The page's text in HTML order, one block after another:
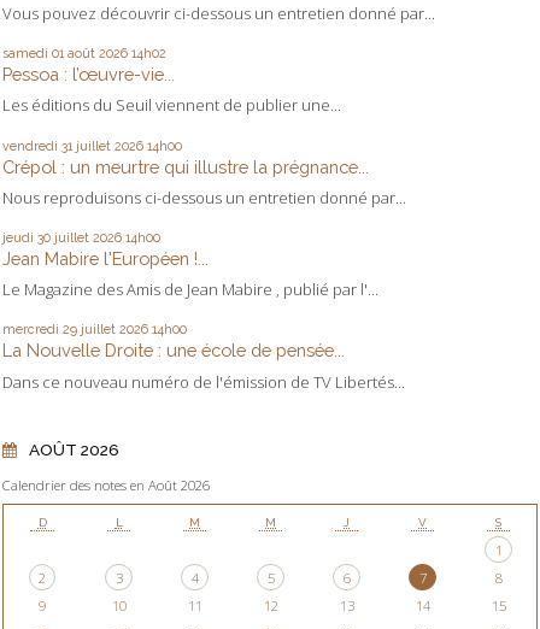
Vous pouvez découvrir ci-dessous un entretien donné par...
samedi 01 août 2026 14h02
Pessoa : l’œuvre-vie...
Les éditions du Seuil viennent de publier une...
vendredi 31 juillet 2026 14h00
Crépol : un meurtre qui illustre la prégnance...
Nous reproduisons ci-dessous un entretien donné par...
jeudi 30 juillet 2026 14h00
Jean Mabire l'Européen !...
Le Magazine des Amis de Jean Mabire , publié par l'...
mercredi 29 juillet 2026 14h00
La Nouvelle Droite : une école de pensée...
Dans ce nouveau numéro de l'émission de TV Libertés...
AOÛT 2026
Calendrier des notes en Août 2026
D L M M J V S
1
2
3 4 5 6 7
8
9
10 11 12 13 14
15